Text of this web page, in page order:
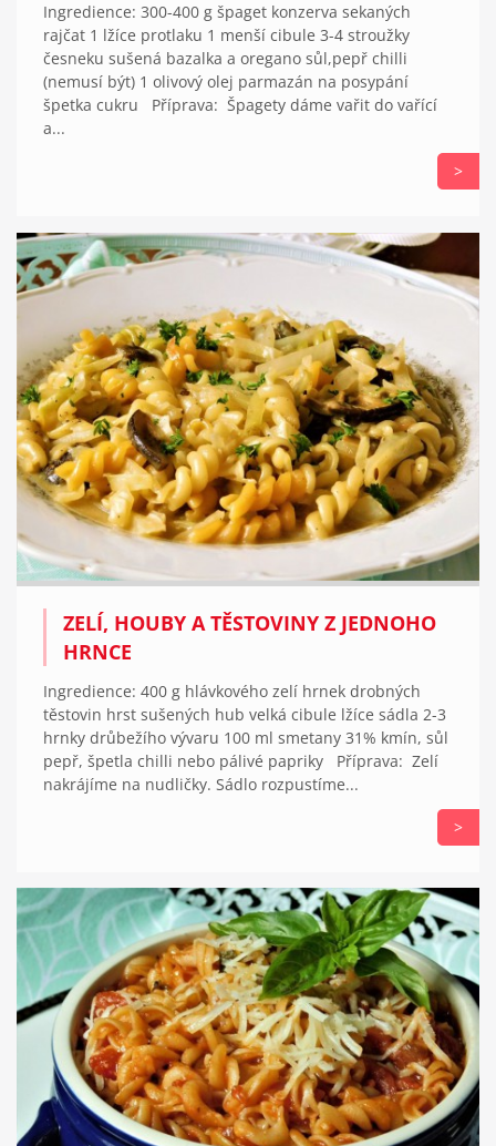
Ingredience: 300-400 g špaget konzerva sekaných
rajčat 1 lžíce protlaku 1 menší cibule 3-4 stroužky
česneku sušená bazalka a oregano sůl,pepř chilli
(nemusí být) 1 olivový olej parmazán na posypání
špetka cukru Příprava: Špagety dáme vařit do vařící
a...
>
ZELÍ, HOUBY A TĚSTOVINY Z JEDNOHO
HRNCE
Ingredience: 400 g hlávkového zelí hrnek drobných
těstovin hrst sušených hub velká cibule lžíce sádla 2-3
hrnky drůbežího vývaru 100 ml smetany 31% kmín, sůl
pepř, špetla chilli nebo pálivé papriky Příprava: Zelí
nakrájíme na nudličky. Sádlo rozpustíme...
>